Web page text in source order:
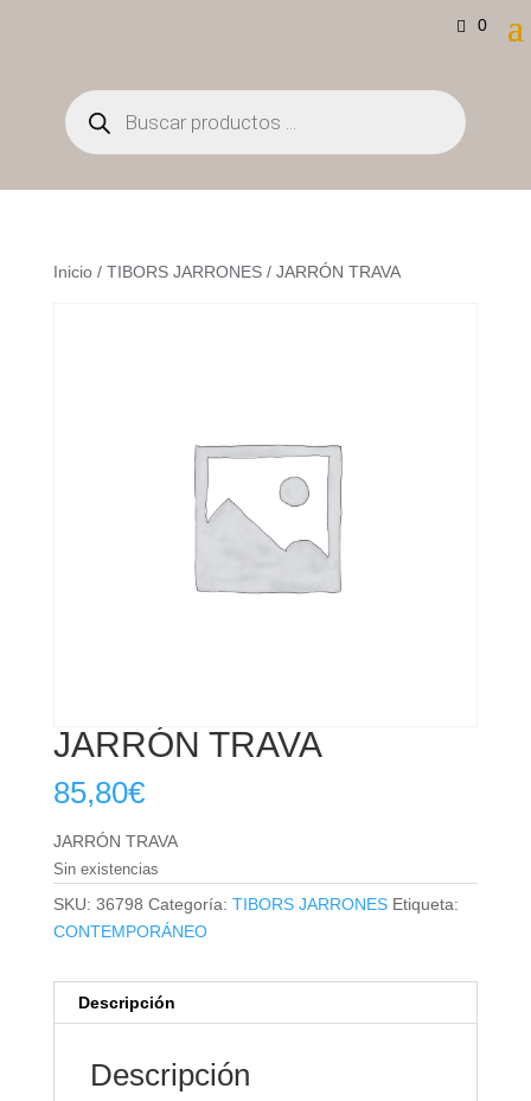
0
Búsqueda
de
productos
Inicio/ TIBORS JARRONES/ JARRÓN TRAVA
JARRÓN TRAVA
85,80€
JARRÓN TRAVA
Sin existencias
SKU: 36798 Categoría: TIBORS JARRONES Etiqueta:
CONTEMPORÁNEO
Descripción
Descripción